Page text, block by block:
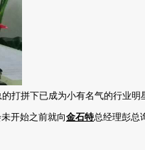
打拼下已成为小有名气的行业明
开始之前就向金石特总经理彭总